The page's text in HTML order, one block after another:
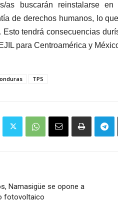
as buscarán reinstalarse
de derechos humanos, lo
tendrá consecuencias
para Centroamérica y
TPS
Namasigüe se opone a
fotovoltaico